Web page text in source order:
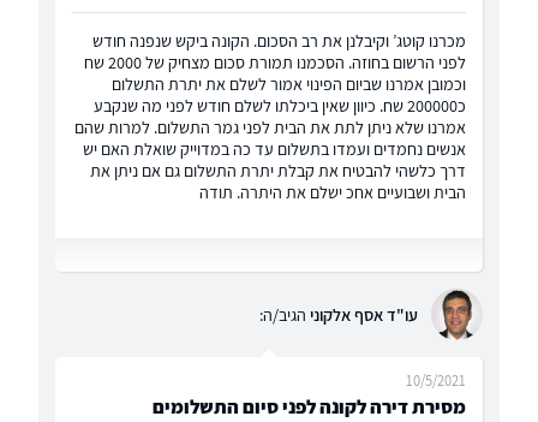
מכרנו קוטג’ וקיבלנן את רב הסכום. הקונה ביקש שנפנה חודש
לפני הרשום בחוזה. הסכמנו תמורת סכום מצחיק של 2000 שח
וכמובן אמרנו שביום הפינוי אמור לשלם את יתרת התשלום
כ200000 שח. כיוון שאין ביכלתו לשלם חודש לפני מה שנקבע
אמרנו שלא ניתן לתת את הבית לפני גמר התשלום. למרות שהם
אנשים נחמדים ועמדו בתשלום עד כה במדוייק שואלת האם יש
דרך כלשהי להבטיח את קבלת יתרת התשלום גם אם ניתן את
הבית ושבועיים אחכ ישלם את היתרה. תודה
עו"ד אסף אלקוני הגיב/ה:
מסירת דירה לקונה לפני סיום התשלומים
10/5/2021